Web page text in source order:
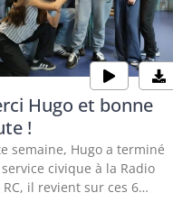
Hugo et bonne
!
semaine, Hugo a terminé
civique à la Radio
RC, il revient sur ces 6